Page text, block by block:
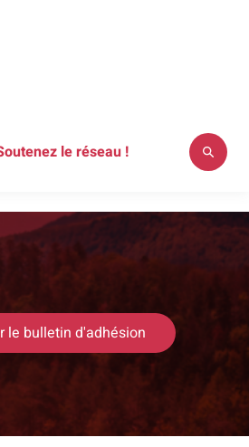
le réseau !
le bulletin d'adhésion